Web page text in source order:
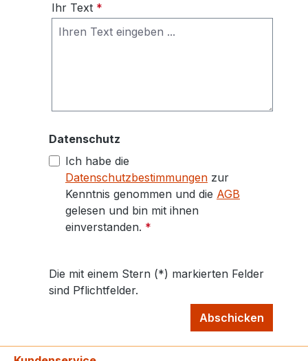
Ihr Text *
Datenschutz
Ich habe die
Datenschutzbestimmungen zur
Kenntnis genommen und die AGB
gelesen und bin mit ihnen
einverstanden. *
Die mit einem Stern (*) markierten Felder
sind Pflichtfelder.
Abschicken